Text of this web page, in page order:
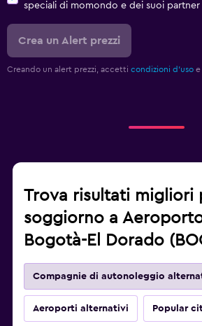
speciali di momondo e dei suoi partner
Crea un Alert prezzi
Creando un alert prezzi, accetti condizioni d'uso e
Trova risultati migliori
soggiorno a
Bogotà-El Dorado
Compagnie di autonoleggio
Aeroporti alternativi Popular